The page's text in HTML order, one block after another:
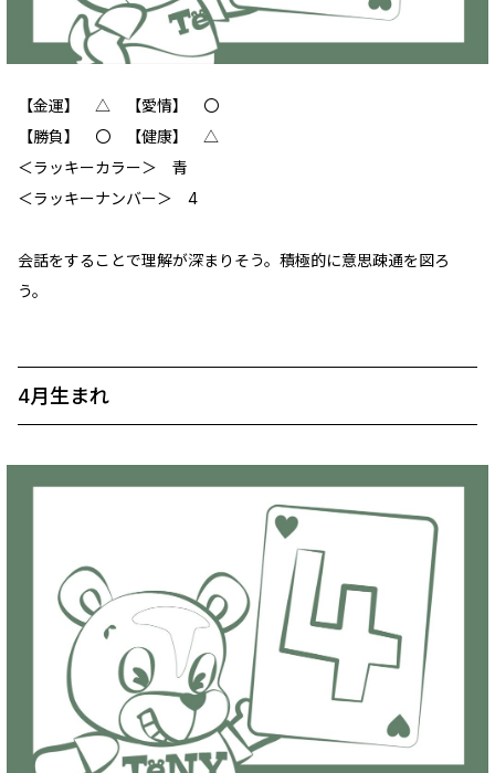
【金運】 △ 【愛情】 〇
【勝負】 〇 【健康】 △
＜ラッキーカラー＞ 青
＜ラッキーナンバー＞ 4
会話をすることで理解が深まりそう。積極的に意思疎通を図ろ
う。
4月生まれ